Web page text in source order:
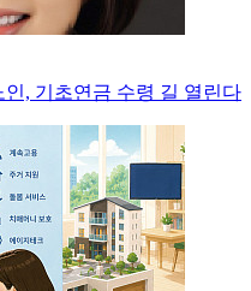
, 기초연금 수령 길 열린다